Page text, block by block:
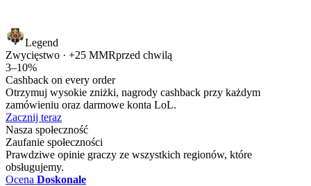
Legend
Zwycięstwo · +25 MMRprzed chwilą
3–10%
Cashback on every order
Otrzymuj wysokie zniżki, nagrody cashback przy każdym
zamówieniu oraz darmowe konta LoL.
Zacznij teraz
Nasza społeczność
Zaufanie społeczności
Prawdziwe opinie graczy ze wszystkich regionów, które
obsługujemy.
Ocena Doskonale